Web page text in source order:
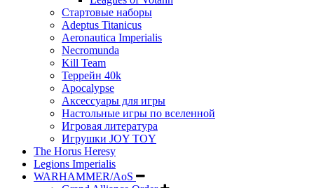
Стартовые наборы
Adeptus Titanicus
Aeronautica Imperialis
Necromunda
Kill Team
Террейн 40k
Apocalypse
Аксессуары для игры
Настольные игры по вселенной
Игровая литература
Игрушки JOY TOY
The Horus Heresy
Legions Imperialis
WARHAMMER/AoS